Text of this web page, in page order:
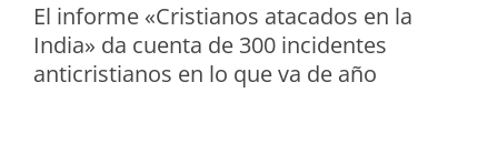
El informe «Cristianos atacados en la
India» da cuenta de 300 incidentes
anticristianos en lo que va de año